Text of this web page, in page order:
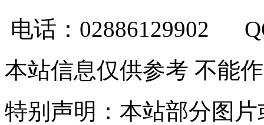
电话：02886129902
本站信息仅供参考 不能
特别声明：本站部分图